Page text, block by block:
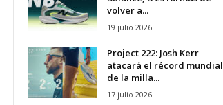
volver a...
19 julio 2026
Project 222: Josh Kerr
atacará el récord mundial
de la milla...
17 julio 2026